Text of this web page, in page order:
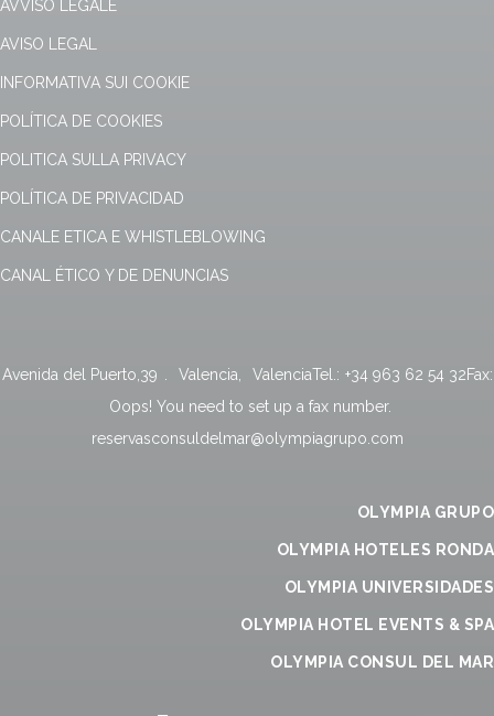
AVVISO LEGALE
AVISO LEGAL
INFORMATIVA SUI COOKIE
POLÍTICA DE COOKIES
POLITICA SULLA PRIVACY
POLÍTICA DE PRIVACIDAD
CANALE ETICA E WHISTLEBLOWING
CANAL ÉTICO Y DE DENUNCIAS
Avenida del Puerto,39 . Valencia, ValenciaTel.: +34 963 62 54 32Fax:
Oops! You need to set up a fax number.
reservasconsuldelmar@olympiagrupo.com
OLYMPIA GRUPO
OLYMPIA HOTELES RONDA
OLYMPIA UNIVERSIDADES
OLYMPIA HOTEL EVENTS & SPA
OLYMPIA CONSUL DEL MAR